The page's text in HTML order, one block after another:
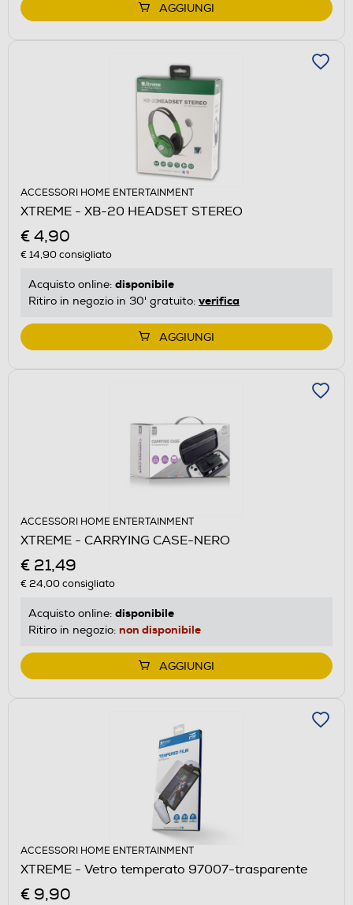
AGGIUNGI
ACCESSORI HOME ENTERTAINMENT
XTREME - XB-20 HEADSET STEREO
€ 4,90
€ 14,90consigliato
Acquisto online: disponibile
Ritiro in negozio in 30' gratuito: verifica
AGGIUNGI
ACCESSORI HOME ENTERTAINMENT
XTREME - CARRYING CASE-NERO
€ 21,49
€ 24,00consigliato
Acquisto online: disponibile
Ritiro in negozio: non disponibile
AGGIUNGI
ACCESSORI HOME ENTERTAINMENT
XTREME - Vetro temperato 97007-trasparente
€ 9,90